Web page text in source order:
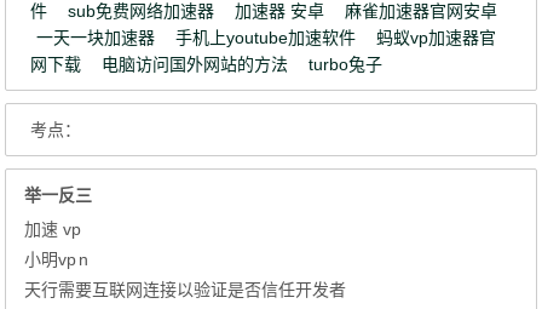
件
sub免费网络加速器 加速器 安卓
麻雀加速器官网安卓
一天一块加速器
手机上youtube加速软件
蚂蚁vp加速器官
网下载
电脑访问国外网站的方法 turbo兔子
考点：
举一反三
加速 vp
小明vp n
天行需要互联网连接以验证是否信任开发者